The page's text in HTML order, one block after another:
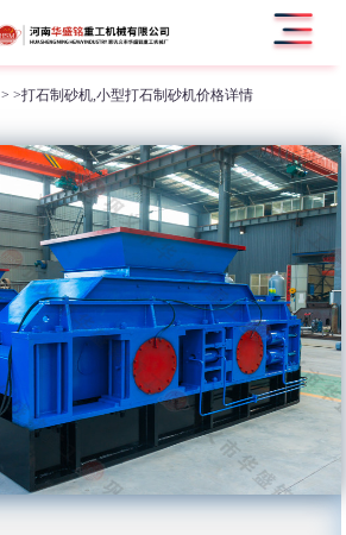
> >打石制砂机,小型打石制砂机价格详情